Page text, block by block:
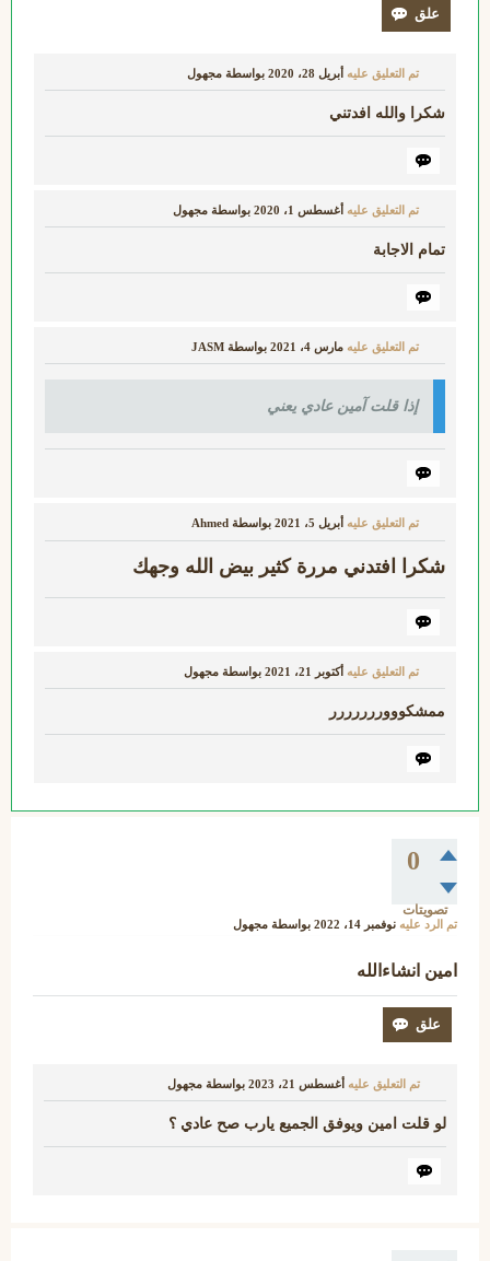
تم التعليق عليه أبريل 28، 2020 بواسطة مجهول
شكرا والله افدتني
تم التعليق عليه أغسطس 1، 2020 بواسطة مجهول
تمام الاجابة
تم التعليق عليه مارس 4، 2021 بواسطة JASM
إذا قلت آمين عادي يعني
تم التعليق عليه أبريل 5، 2021 بواسطة Ahmed
شكرا افتدني مررة كثير بيض الله وجهك
تم التعليق عليه أكتوبر 21، 2021 بواسطة مجهول
ممشكوووررررررر
0
تصويتات
تم الرد عليه نوفمبر 14، 2022 بواسطة مجهول
امين انشاءالله
تم التعليق عليه أغسطس 21، 2023 بواسطة مجهول
لو قلت امين ويوفق الجميع يارب صح عادي ؟